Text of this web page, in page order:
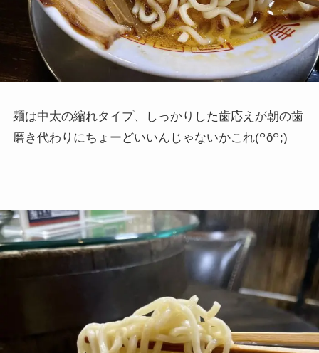
麺は中太の縮れタイプ、しっかりした歯応えが朝の歯
磨き代わりにちょーどいいんじゃないかこれ(꒪ȏ꒪;)